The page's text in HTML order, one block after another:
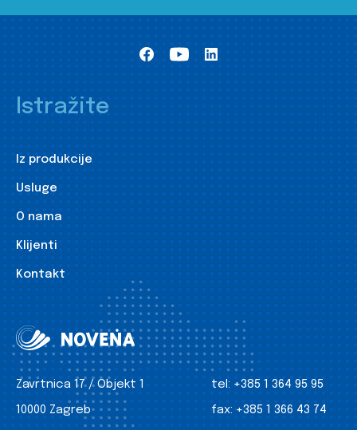
Istražite
Iz produkcije
Usluge
O nama
Klijenti
Kontakt
Zavrtnica 17 / Objekt 1
10000 Zagreb
tel: +385 1 364 95 95
fax: +385 1 366 43 74